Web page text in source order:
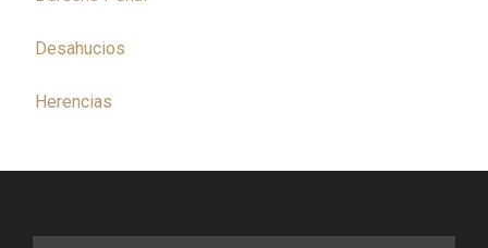
Desahucios
Herencias